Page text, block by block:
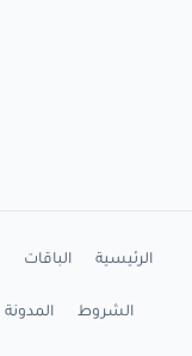
الرئيسية الباقات
الشروط المدونة